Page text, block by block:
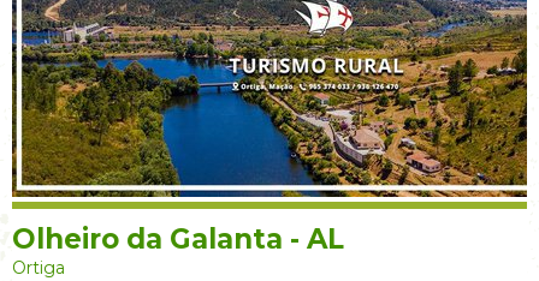
Olheiro da Galanta - AL
Ortiga